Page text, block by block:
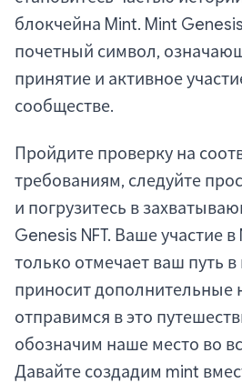
блокчейна Mint. Mint Genesis
почетный символ,
принятие и активное
сообществе.
Пройдите проверку на
требованиям, следуйте
и погрузитесь в
Genesis NFT. Ваше участие в
только отмечает ваш путь в
приносит дополнительные
отправимся в это
обозначим наше место во
Давайте создадим mint